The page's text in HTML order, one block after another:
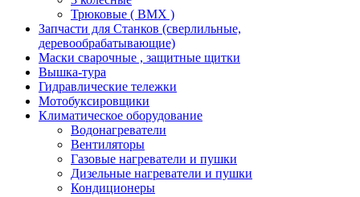
Трюковые ( BMX )
Запчасти для Станков (сверлильные,
деревообрабатывающие)
Маски сварочные , защитные щитки
Вышка-тура
Гидравлические тележки
Мотобуксировщики
Климатическое оборудование
Водонагреватели
Вентиляторы
Газовые нагреватели и пушки
Дизельные нагреватели и пушки
Кондиционеры